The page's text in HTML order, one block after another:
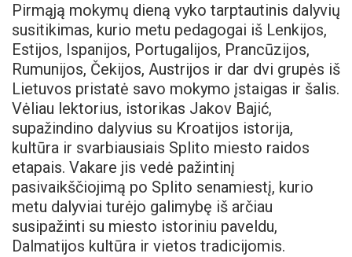
Pirmąją mokymų dieną vyko tarptautinis dalyvių
susitikimas, kurio metu pedagogai iš Lenkijos,
Estijos, Ispanijos, Portugalijos, Prancūzijos,
Rumunijos, Čekijos, Austrijos ir dar dvi grupės iš
Lietuvos pristatė savo mokymo įstaigas ir šalis.
Vėliau lektorius, istorikas Jakov Bajić,
supažindino dalyvius su Kroatijos istorija,
kultūra ir svarbiausiais Splito miesto raidos
etapais. Vakare jis vedė pažintinį
pasivaikščiojimą po Splito senamiestį, kurio
metu dalyviai turėjo galimybę iš arčiau
susipažinti su miesto istoriniu paveldu,
Dalmatijos kultūra ir vietos tradicijomis.